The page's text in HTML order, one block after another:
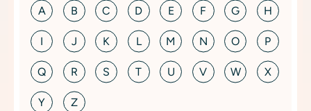
A B C D E F G H
I J K L M N O P
Q R S T U V W X
Y Z